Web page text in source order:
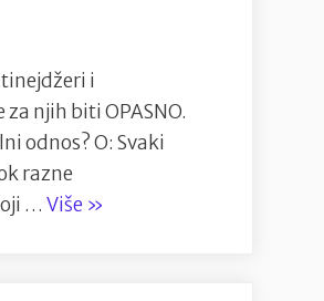
znati
o
i
njih biti OPASNO.
odnos? O: Svaki
razne
… Više “13
»